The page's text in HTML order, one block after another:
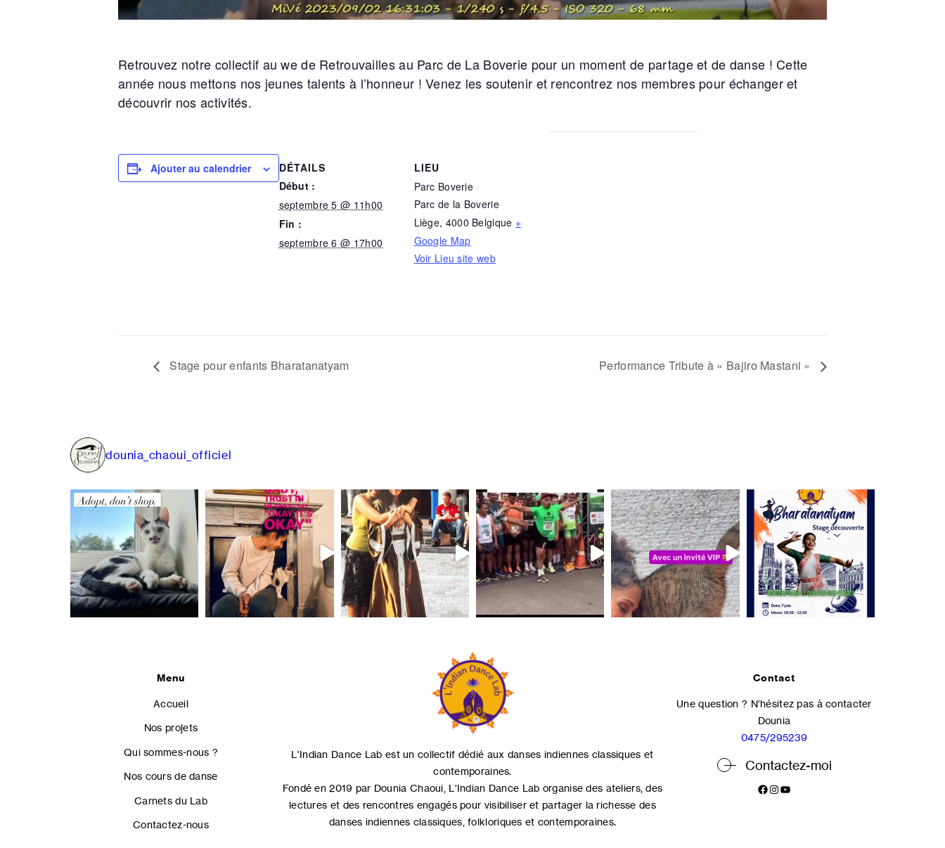
Retrouvez notre collectif au we de Retrouvailles au Parc de La Boverie pour un moment de partage et de danse ! Cette
année nous mettons nos jeunes talents à l’honneur ! Venez les soutenir et rencontrez nos membres pour échanger et
découvrir nos activités.
Ajouter au calendrier
DÉTAILS
Début :
septembre 5 @ 11h00
Fin :
septembre 6 @ 17h00
LIEU
Parc Boverie
Parc de la Boverie
Liège, 4000 Belgique +
Google Map
Voir Lieu site web
Stage pour enfants Bharatanatyam Performance Tribute à « Bajiro Mastani »
dounia_chaoui_officiel
Menu
Accueil
Nos projets
Qui sommes-nous ?
Nos cours de danse
Carnets du Lab
Contactez-nous
L'Indian Dance Lab est un collectif dédié aux danses indiennes classiques et
contemporaines.
Fondé en 2019 par Dounia Chaoui, L'Indian Dance Lab organise des ateliers, des
lectures et des rencontres engagés pour visibiliser et partager la richesse des
danses indiennes classiques, folkloriques et contemporaines.
Contact
Une question ? N’hésitez pas à contacter
Dounia
0475/295239
Contactez-moi
Facebook
Instagram
YouTube